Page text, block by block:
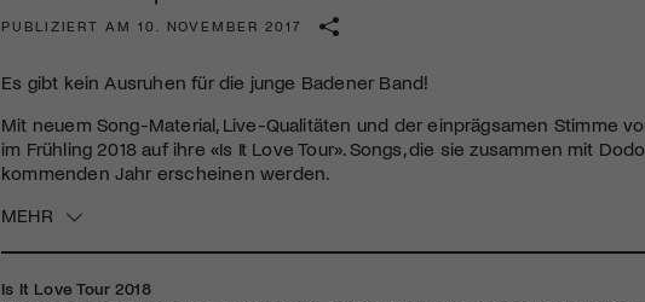
PUBLIZIERT AM 10. NOVEMBER 2017
Es gibt kein Ausruhen für die junge Badener Band!
Mit neuem Song-Material, Live-Qualitäten und der einprägsamen Stimme
im Frühling 2018 auf ihre «Is It Love Tour». Songs, die sie zusammen mit
kommenden Jahr erscheinen werden.
MEHR
Is It Love Tour 2018
Mach mit: «Be Part of the Art»!